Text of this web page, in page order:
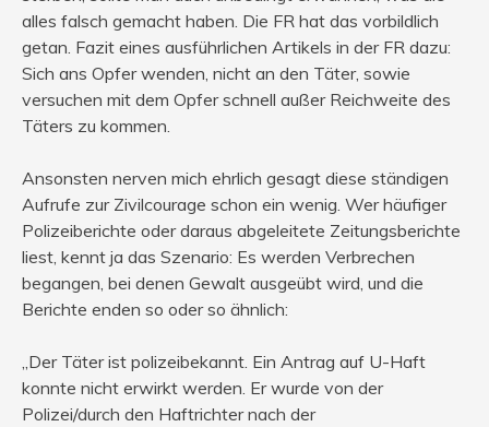
alles falsch gemacht haben. Die FR hat das vorbildlich
getan. Fazit eines ausführlichen Artikels in der FR dazu:
Sich ans Opfer wenden, nicht an den Täter, sowie
versuchen mit dem Opfer schnell außer Reichweite des
Täters zu kommen.
Ansonsten nerven mich ehrlich gesagt diese ständigen
Aufrufe zur Zivilcourage schon ein wenig. Wer häufiger
Polizeiberichte oder daraus abgeleitete Zeitungsberichte
liest, kennt ja das Szenario: Es werden Verbrechen
begangen, bei denen Gewalt ausgeübt wird, und die
Berichte enden so oder so ähnlich:
„Der Täter ist polizeibekannt. Ein Antrag auf U-Haft
konnte nicht erwirkt werden. Er wurde von der
Polizei/durch den Haftrichter nach der